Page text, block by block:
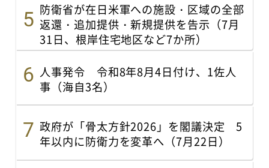
防衛省が在日米軍への施設・区域の全部
返還・追加提供・新規提供を告示（7月
31日、根岸住宅地区など7か所）
人事発令 令和8年8月4日付け、1佐人
事（海自3名）
政府が「骨太方針2026」を閣議決定 5
年以内に防衛力を変革へ（7月22日）